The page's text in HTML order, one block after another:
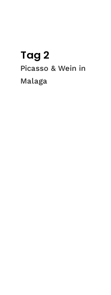
Tag 2
Picasso & Wein in
Malaga